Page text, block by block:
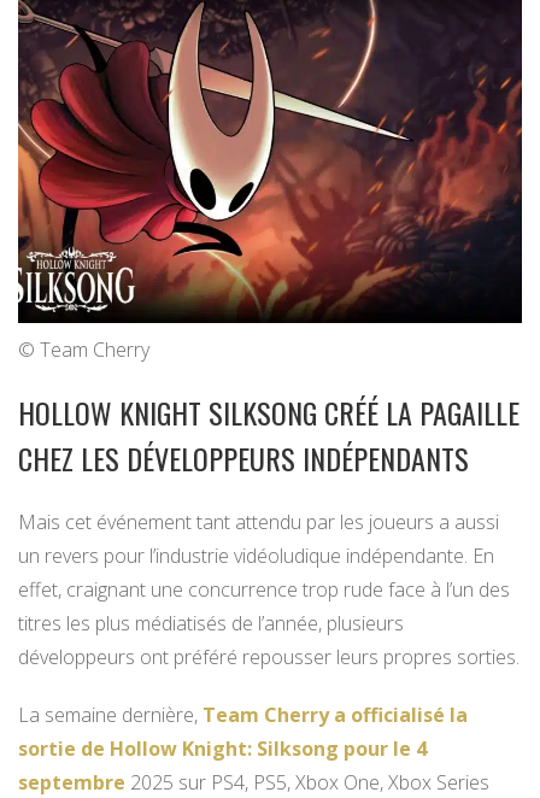
© Team Cherry
HOLLOW KNIGHT SILKSONG CRÉÉ LA PAGAILLE
CHEZ LES DÉVELOPPEURS INDÉPENDANTS
Mais cet événement tant attendu par les joueurs a aussi
un revers pour l’industrie vidéoludique indépendante. En
effet, craignant une concurrence trop rude face à l’un des
titres les plus médiatisés de l’année, plusieurs
développeurs ont préféré repousser leurs propres sorties.
La semaine dernière, Team Cherry a officialisé la
sortie de Hollow Knight: Silksong pour le 4
septembre 2025 sur PS4, PS5, Xbox One, Xbox Series